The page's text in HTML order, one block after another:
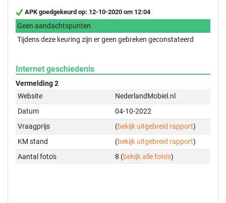
APK goedgekeurd op: 12-10-2020 om 12:04
Geen aandachtspunten
Tijdens deze keuring zijn er geen gebreken geconstateerd
Internet geschiedenis
Vermelding 2
Website
NederlandMobiel.nl
Datum
04-10-2022
Vraagprijs
(bekijk uitgebreid rapport)
KM stand
(bekijk uitgebreid rapport)
Aantal foto's
8 (bekijk alle foto's)